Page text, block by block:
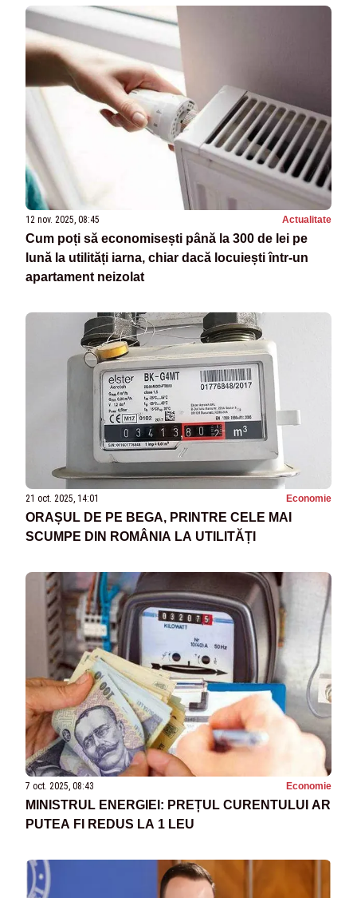
12 nov. 2025, 08:45 Actualitate
Cum poți să economisești până la 300 de lei pe
lună la utilități iarna, chiar dacă locuiești într-un
apartament neizolat
21 oct. 2025, 14:01 Economie
ORAȘUL DE PE BEGA, PRINTRE CELE MAI
SCUMPE DIN ROMÂNIA LA UTILITĂȚI
7 oct. 2025, 08:43 Economie
MINISTRUL ENERGIEI: PREȚUL CURENTULUI AR
PUTEA FI REDUS LA 1 LEU